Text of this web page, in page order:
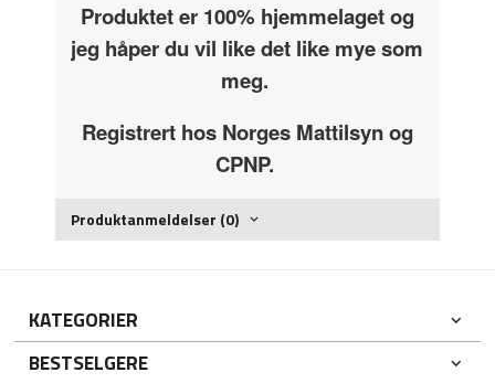
Produktet er 100% hjemmelaget og
jeg håper du vil like det like mye som
meg.
Registrert hos Norges Mattilsyn og
CPNP.
Produktanmeldelser (0)
KATEGORIER
BESTSELGERE